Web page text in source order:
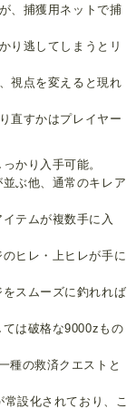
、捕獲用ネットで捕
り逃してしまうとリ
視点を変えると現れ
直すかはプレイヤー
かり入手可能。
ぶ他、通常のキレア
テムが複数手に入
ヒレ・上ヒレが手に
スムーズに釣れれば
は破格な9000zもの
種の救済クエストと
設化されており、こ